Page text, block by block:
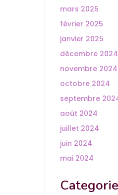
mars 2025
février 2025
janvier 2025
décembre 2024
novembre 2024
octobre 2024
septembre
août 2024
juillet 2024
juin 2024
mai 2024